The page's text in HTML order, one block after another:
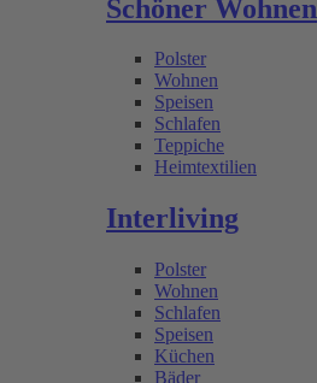
Schöner Wohnen
Polster
Wohnen
Speisen
Schlafen
Teppiche
Heimtextilien
Interliving
Polster
Wohnen
Schlafen
Speisen
Küchen
Bäder